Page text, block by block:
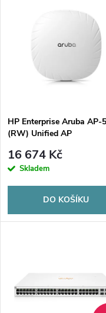
p
r
o
d
k
s
p
r
k
HP Enterprise Aruba AP-
(RW) Unified AP
16 674 Kč
Skladem
DO KOŠÍKU